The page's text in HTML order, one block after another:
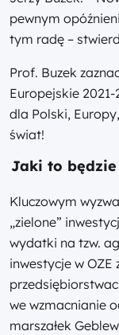
pewnym
tym radę –
Prof. Buzek
Europejskie
dla Polski,
świat!
Jaki to
Kluczowym
„zielone”
wydatki na tzw.
inwestycje w
we wzmacnianie
marszałek